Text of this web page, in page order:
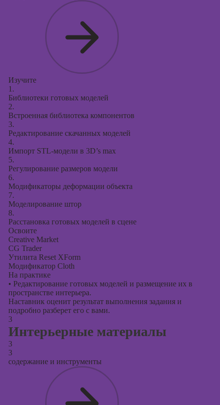
Изучите
1.
Библиотеки готовых моделей
2.
Встроенная библиотека компонентов
3.
Редактирование скачанных моделей
4.
Импорт STL-модели в 3D’s max
5.
Регулирование размеров модели
6.
Модификаторы деформации объекта
7.
Моделирование штор
8.
Расстановка готовых моделей в сцене
Освоите
Creative Market
CG Trader
Утилита Reset XForm
Модификатор Cloth
На практике
• Редактирование готовых моделей и размещение их в
пространстве интерьера.
Наставник оценит результат выполнения задания и
подробно разберет его с вами.
3
Интерьерные материалы
3
3
содержание и инструменты